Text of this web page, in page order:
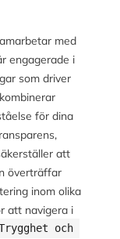
med
engagerade i
som driver
för dina
att
överträffar
inom olika
att navigera i
och